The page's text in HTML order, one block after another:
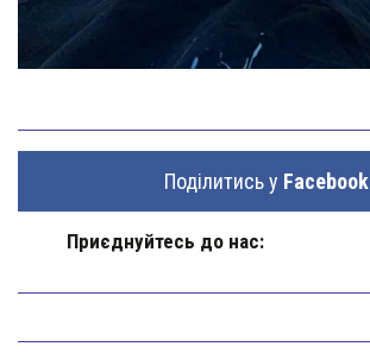
Поділитись у Facebook
Приєднуйтесь до нас: